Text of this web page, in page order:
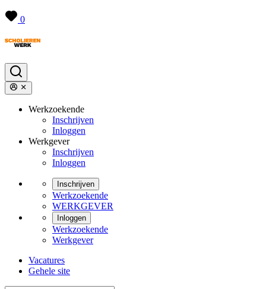
0
Werkzoekende
Inschrijven
Inloggen
Werkgever
Inschrijven
Inloggen
Inschrijven
Werkzoekende
WERKGEVER
Inloggen
Werkzoekende
Werkgever
Vacatures
Gehele site